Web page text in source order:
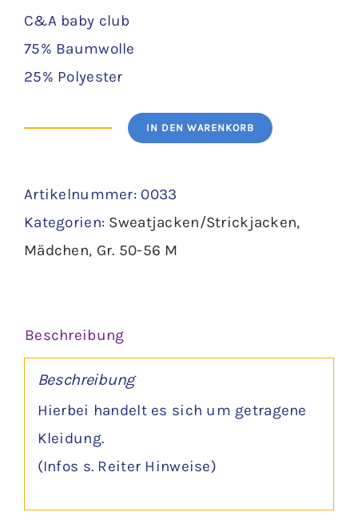
C&A baby club
75% Baumwolle
25% Polyester
Gr.
56
Menge
IN DEN WARENKORB
Artikelnummer: 0033
Kategorien: Sweatjacken/Strickjacken,
Mädchen, Gr. 50-56 M
Beschreibung
Beschreibung
Hierbei handelt es sich um getragene
Kleidung.
(Infos s. Reiter Hinweise)